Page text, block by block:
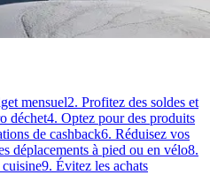
mensuel2. Profitez des soldes et
déchet4. Optez pour des produits
de cashback6. Réduisez vos
déplacements à pied ou en vélo8.
9. Évitez les achats